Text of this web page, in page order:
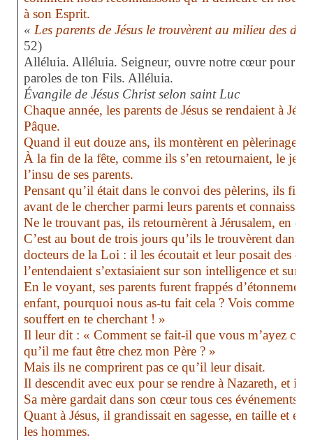
à son Esprit.
« Les parents de Jésus le trouvèrent au milieu des
52)
Alléluia. Alléluia. Seigneur, ouvre notre cœur pour
paroles de ton Fils. Alléluia.
Évangile de Jésus Christ selon saint Luc
Chaque année, les parents de Jésus se rendaient à
Pâque.
Quand il eut douze ans, ils montèrent en pèlerinage
À la fin de la fête, comme ils s’en retournaient, le
l’insu de ses parents.
Pensant qu’il était dans le convoi des pèlerins, ils
avant de le chercher parmi leurs parents et
Ne le trouvant pas, ils retournèrent à Jérusalem, en
C’est au bout de trois jours qu’ils le trouvèrent dans
docteurs de la Loi : il les écoutait et leur posait des
l’entendaient s’extasiaient sur son intelligence et sur
En le voyant, ses parents furent frappés
enfant, pourquoi nous as-tu fait cela ? Vois comme
souffert en te cherchant ! »
Il leur dit : « Comment se fait-il que vous m’ayez
qu’il me faut être chez mon Père ? »
Mais ils ne comprirent pas ce qu’il leur disait.
Il descendit avec eux pour se rendre à Nazareth, et il
Sa mère gardait dans son cœur tous ces événements.
Quant à Jésus, il grandissait en sagesse, en taille et
les hommes.